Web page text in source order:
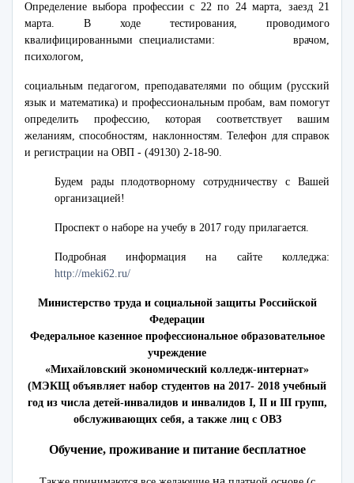
Определение выбора профессии с 22 по 24 марта, заезд 21
марта. В ходе тестирования, проводимого
квалифицированными специалистами: врачом,
психологом,
социальным педагогом, преподавателями по общим (русский
язык и математика) и профессиональным пробам, вам помогут
определить профессию, которая соответствует вашим
желаниям, способностям, наклонностям. Телефон для справок
и регистрации на ОВП - (49130) 2-18-90.
Будем рады плодотворному сотрудничеству с Вашей
организацией!
Проспект о наборе на учебу в 2017 году прилагается.
Подробная информация на сайте колледжа:
http://meki62.ru/
Министерство труда и социальной защиты Российской
Федерации
Федеральное казенное профессиональное образовательное
учреждение
«Михайловский экономический колледж-интернат»
(МЭКЩ объявляет набор студентов на 2017- 2018 учебный
год из числа детей-инвалидов и инвалидов I, II и III групп,
обслуживающих себя, а также лиц с ОВЗ
Обучение, проживание и питание бесплатное